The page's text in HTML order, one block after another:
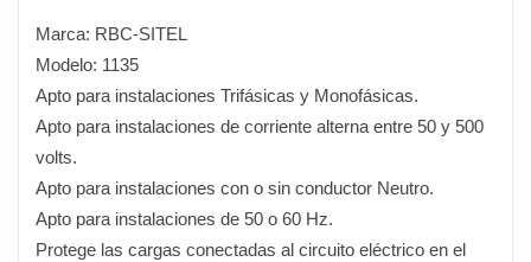
Marca: RBC-SITEL
Modelo: 1135
Apto para instalaciones Trifásicas y Monofásicas.
Apto para instalaciones de corriente alterna entre 50 y 500
volts.
Apto para instalaciones con o sin conductor Neutro.
Apto para instalaciones de 50 o 60 Hz.
Protege las cargas conectadas al circuito eléctrico en el